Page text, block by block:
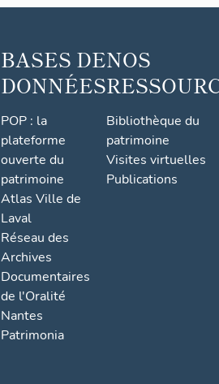
BASES DE
DONNÉES
POP : la
plateforme
ouverte du
patrimoine
Atlas Ville de
Laval
Réseau des
Archives
Documentaires
de l'Oralité
Nantes
Patrimonia
NOS
Bibliothèque du
patrimoine
Visites virtuelles
Publications